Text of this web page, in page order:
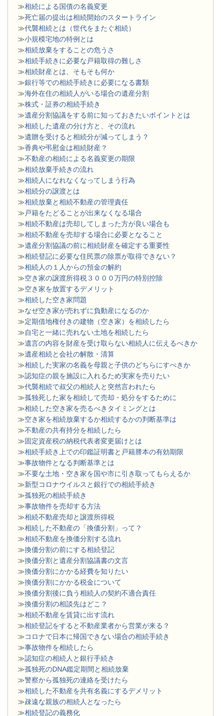
≫相続による国債の名義変更
≫死亡届の提出は相続開始のスタートライン
≫代襲相続とは（世代をまたぐ相続）
≫小規模宅地の特例とは
≫相続放棄をすることの危うさ
≫相続手続きに必要な戸籍取得の難しさ
≫相続財産とは、そもそも何か
≫銀行等での相続手続きに必要になる書類
​≫海外在住の相続人がいる場合の遺産分割
≫株式・証券の相続手続き
≫遺産分割協議をする前に知っておきたいポイントとは
≫相続した遺産の分け方と、その流れ
≫遺贈を受けると相続分が減ってしまう？
≫香典や弔慰金は相続財産？
≫不動産の相続による名義変更の期限
≫相続放棄手続きの流れ
≫相続人になれなくなってしまう行為
≫相続分の譲渡とは
​≫相続放棄と相続不動産の管理責任
≫ 戸籍をたどることが出来なくなる場合
≫相続不動産は売却してしまった方が良い場合も
≫相続不動産を売却する場合に必要となること
≫遺産分割協議の前に相続財産を確定する重要性
≫相続登記に必要な住民票の除票が取得できない？
≫相続人の１人からの預金の解約
≫空き家の譲渡所得税３０００万円の特別控除
≫空き家を放置するデメリット
≫相続した空き家問題
​≫なぜ空き家が売れずに負動産になるのか
≫定期借地権付きの建物（空き家）を相続したら
≫自宅と一緒に売れない土地を相続したら
≫遺言の内容を財産を受け取らない相続人に伝えるべきか
≫遺産相続と会社の解散・清算
≫相続した実家の名義を母親と子供のどちらにすべきか
≫認知症の親を施設に入れるため実家を売りたい
≫代襲相続で叔父の相続人と突然言われたら
≫孤独死した家を相続して売却・処分をするために
≫相続した空き家を売るべきタイミングとは
≫空き家を相続放棄するか相続するかの判断基準は
≫不動産の共有持分を相続したら
≫固定資産税の納税代表者変更届けとは
≫相続手続き上での印鑑証明書と戸籍謄本の有効期限
≫事故物件となる判断基準とは
≫不要な土地・空き家を国や市に引き取ってもらえるか
≫新型コロナウイルスと銀行での相続手続き
≫孤独死の相続手続き
≫事故物件を売却する方法
≫相続不動産売却と譲渡所得税
≫相続した不動産の「換価分割」って？
≫相続不動産を換価分割する流れ
≫換価分割の前にする相続登記
≫換価分割と遺産分割協議書の文言
≫換価分割にかかる経費を知りたい
≫換価分割にかかる税金について
≫換価分割後に負う相続人の契約不適合責任
≫換価分割の相談先はどこ？
≫相続不動産を賃貸に出す流れ
≫相続登記をすると不動産業者から営業が来る？
≫コロナで日本に帰国できない場合の相続手続き
≫事故物件を相続したら
≫認知症の相続人と銀行手続き
≫孤独死のDNA鑑定期間と相続放棄
≫警察から孤独死の連絡を受けたら
≫相続した不動産を共有名義にするデメリット
≫疎遠な親族の相続人となったら
≫相続登記の義務化